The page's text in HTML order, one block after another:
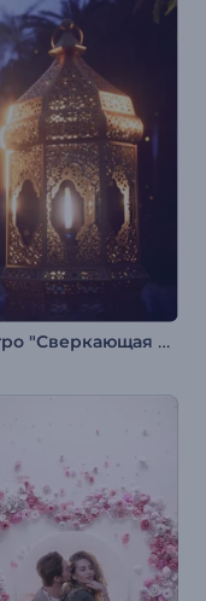
Интро "Сверкающая ночь Рамадана"